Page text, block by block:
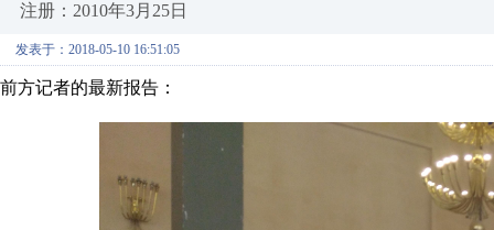
注册：2010年3月25日
发表于：2018-05-10 16:51:05
前方记者的最新报告：